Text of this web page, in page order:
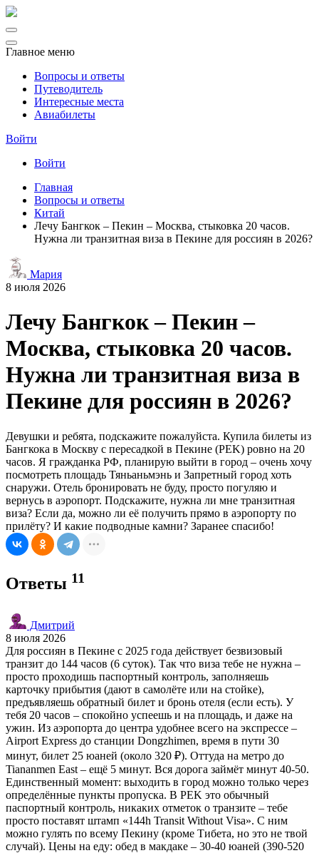
Главное меню
Вопросы и ответы
Путеводитель
Интересные места
Авиабилеты
Войти
Войти
Главная
Вопросы и ответы
Китай
Лечу Бангкок – Пекин – Москва, стыковка 20 часов.
Нужна ли транзитная виза в Пекине для россиян в 2026?
Мария
8 июля 2026
Лечу Бангкок – Пекин –
Москва, стыковка 20 часов.
Нужна ли транзитная виза в
Пекине для россиян в 2026?
Девушки и ребята, подскажите пожалуйста. Купила билеты из
Бангкока в Москву с пересадкой в Пекине (PEK) ровно на 20
часов. Я гражданка РФ, планирую выйти в город – очень хочу
посмотреть площадь Тяньаньмэнь и Запретный город хоть
снаружи. Отель бронировать не буду, просто погуляю и
вернусь в аэропорт. Подскажите, нужна ли мне транзитная
виза? Если да, можно ли её получить прямо в аэропорту по
прилёту? И какие подводные камни? Заранее спасибо!
Ответы 11
Дмитрий
8 июля 2026
Для россиян в Пекине с 2025 года действует безвизовый
транзит до 144 часов (6 суток). Так что виза тебе не нужна –
просто проходишь паспортный контроль, заполняешь
карточку прибытия (дают в самолёте или на стойке),
предъявляешь обратный билет и бронь отеля (если есть). У
тебя 20 часов – спокойно успеешь и на площадь, и даже на
ужин. Из аэропорта до центра удобнее всего на экспрессе –
Airport Express до станции Dongzhimen, время в пути 30
минут, билет 25 юаней (около 320 ₽). Оттуда на метро до
Tiananmen East – ещё 5 минут. Вся дорога займёт минут 40-50.
Единственный момент: выходить в город можно только через
определённые пункты пропуска. В PEK это обычный
паспортный контроль, никаких отметок о транзите – тебе
просто поставят штамп «144h Transit Without Visa». С ним
можно гулять по всему Пекину (кроме Тибета, но это не твой
случай). Цены на еду: обед в макдаке – 30-40 юаней (390-520